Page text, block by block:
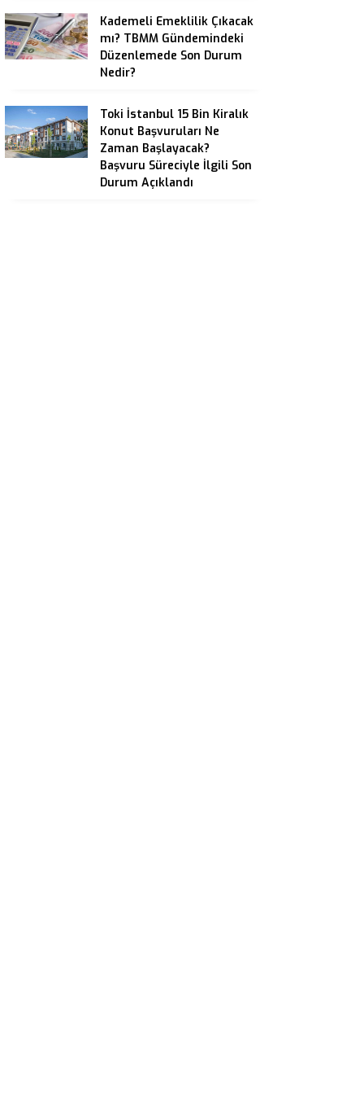
Kademeli Emeklilik Çıkacak
mı? TBMM Gündemindeki
Düzenlemede Son Durum
Nedir?
Toki İstanbul 15 Bin Kiralık
Konut Başvuruları Ne
Zaman Başlayacak?
Başvuru Süreciyle İlgili Son
Durum Açıklandı